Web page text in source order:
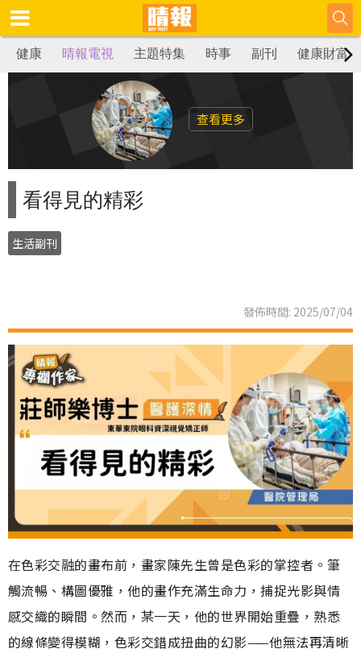
健康 晴報電視 主題特集 時事 副刊 健康財富
查看更多
看得見的精彩
生活副刊
發佈時間: 2025/07/04
在色彩交融的畫布前，畫家陳先生曾是色彩的掌控者。筆
觸流暢、構圖優雅，他的畫作充滿生命力，捕捉光影與情
感交織的瞬間。然而，某一天，他的世界開始重疊，熟悉
的線條變得模糊，色彩交錯成扭曲的幻影——他無法再清晰